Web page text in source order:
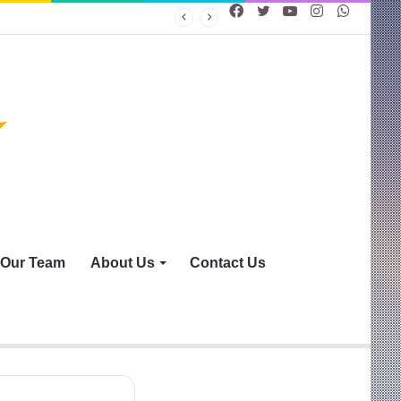
Instagram
YouTube
Twitter
Facebook
Our Team About Us Contact Us